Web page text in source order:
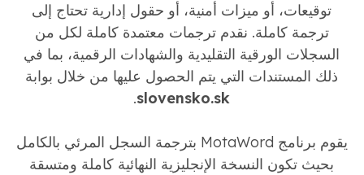
توقيعات، أو ميزات أمنية، أو حقول إدارية تحتاج إلى
ترجمة كاملة. نقدم ترجمات معتمدة كاملة لكل من
السجلات الورقية التقليدية والشهادات الرقمية، بما في
ذلك المستندات التي يتم الحصول عليها من خلال بوابة
slovensko.sk
.
يقوم برنامج MotaWord بترجمة السجل المرئي بالكامل
بحيث تكون النسخة الإنجليزية النهائية كاملة ومتسقة